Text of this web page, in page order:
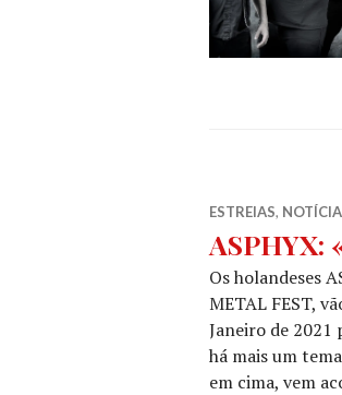
ESTREIAS,
ASPHYX:
Os holandeses
METAL FEST,
Janeiro de 2021
há mais um
em cima, vem